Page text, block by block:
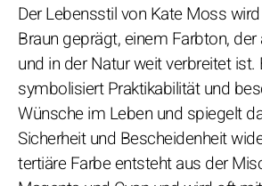
Der Lebensstil von Kate Moss
Braun geprägt, einem Farbton, der
und in der Natur weit verbreitet ist.
symbolisiert Praktikabilität und
Wünsche im Leben und spiegelt
Sicherheit und Bescheidenheit
tertiäre Farbe entsteht aus der